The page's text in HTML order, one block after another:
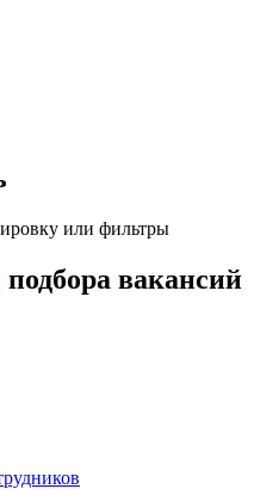
или фильтры
вакансий